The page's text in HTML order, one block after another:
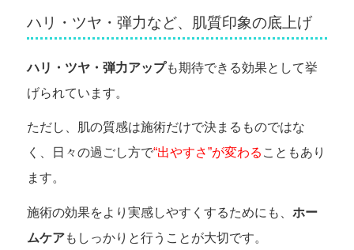
ハリ・ツヤ・弾力など、肌質印象の底上げ
ハリ・ツヤ・弾力アップも期待できる効果として挙
げられています。
ただし、肌の質感は施術だけで決まるものではな
く、日々の過ごし方で“出やすさ”が変わる こともあり
ます。
施術の効果をより実感しやすくするためにも、 ホー
ムケアもしっかりと行うことが大切です。